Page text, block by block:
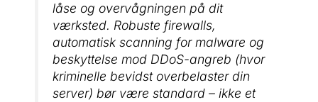
låse og overvågningen på dit
værksted. Robuste firewalls,
automatisk scanning for malware og
beskyttelse mod DDoS-angreb (hvor
kriminelle bevidst overbelaster din
server) bør være standard – ikke et